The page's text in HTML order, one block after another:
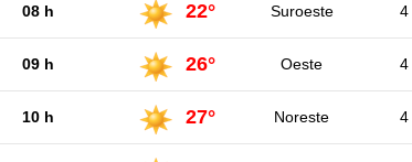
08 h 22° Suroeste 4
09 h 26° Oeste 4
10 h 27° Noreste 4